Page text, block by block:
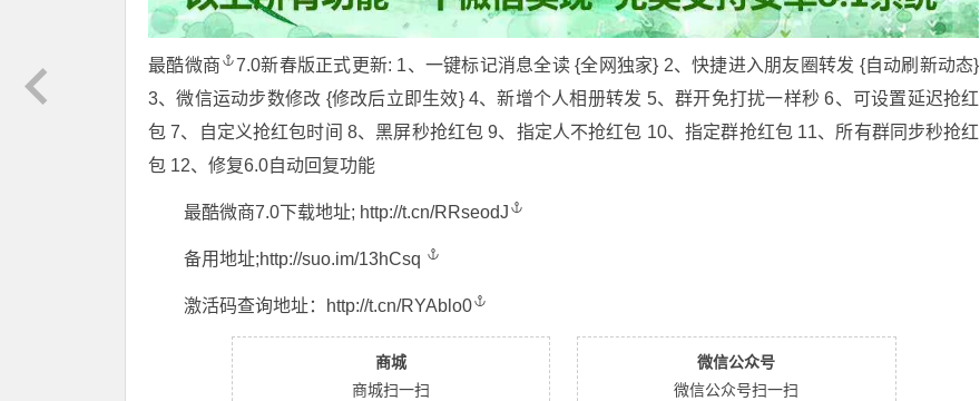
最酷微商
7.0新春版正式更新: 1、一键标记消息全读 {全网独家} 2、快捷进入朋友圈转发 {自动刷新动态}
3、微信运动步数修改 {修改后立即生效} 4、新增个人相册转发 5、群开免打扰一样秒 6、可设置延迟抢红
包 7、自定义抢红包时间 8、黑屏秒抢红包 9、指定人不抢红包 10、指定群抢红包 11、所有群同步秒抢红
包 12、修复6.0自动回复功能
最酷微商7.0下载地址; http://t.cn/RRseodJ
备用地址;http://suo.im/13hCsq
激活码查询地址： http://t.cn/RYAblo0
商城
商城扫一扫
微信公众号
微信公众号扫一扫